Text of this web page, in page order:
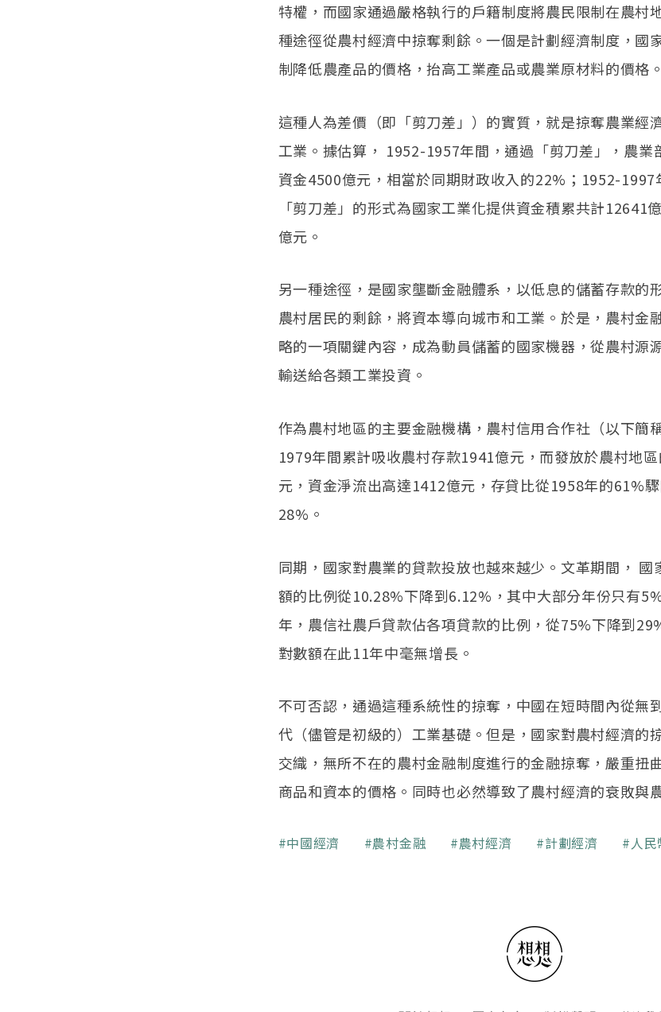
特權，而國家通過嚴格執行的戶籍制度將農民限制在農村
種途徑從農村經濟中掠奪剩餘。一個是計劃經濟制度，國
制降低農產品的價格，抬高工業產品或農業原材料的價格。
這種人為差價（即「剪刀差」）的實質，就是掠奪農業經
工業。據估算， 1952-1957年間，通過「剪刀差」，農業
資金4500億元，相當於同期財政收入的22%；1952-1997
「剪刀差」的形式為國家工業化提供資金積累共計12641
億元。
另一種途徑，是國家壟斷金融體系，以低息的儲蓄存款的
農村居民的剩餘，將資本導向城市和工業。於是，農村金
略的一項關鍵內容，成為動員儲蓄的國家機器，從農村源
輸送給各類工業投資。
作為農村地區的主要金融機構，農村信用合作社（以下簡
1979年間累計吸收農村存款1941億元，而發放於農村地
元，資金淨流出高達1412億元，存貸比從1958年的61%
28%。
同期，國家對農業的貸款投放也越來越少。文革期間， 國
額的比例從10.28%下降到6.12%，其中大部分年份只有
年，農信社農戶貸款佔各項貸款的比例，從75%下降到
對數額在此11年中毫無增長。
不可否認，通過這種系統性的掠奪，中國在短時間內從無
代（儘管是初級的）工業基礎。但是，國家對農村經濟的
交織，無所不在的農村金融制度進行的金融掠奪，嚴重扭
商品和資本的價格。同時也必然導致了農村經濟的衰敗與
關鍵字
中國經濟 農村金融 農村經濟 計劃經濟 人民